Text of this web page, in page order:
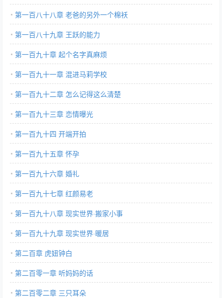
第一百八十八章 老爸的另外一个棉袄
第一百八十九章 王跃的能力
第一百九十章 起个名字真麻烦
第一百九十一章 混进马莉学校
第一百九十二章 怎么记得这么清楚
第一百九十三章 恋情曝光
第一百九十四 开端开拍
第一百九十五章 怀孕
第一百九十六章 婚礼
第一百九十七章 红颜易老
第一百九十八章 现实世界·搬家小事
第一百九十九章 现实世界·暖居
第二百章 虎妞钟白
第二百零一章 听妈妈的话
第二百零二章 三只耳朵